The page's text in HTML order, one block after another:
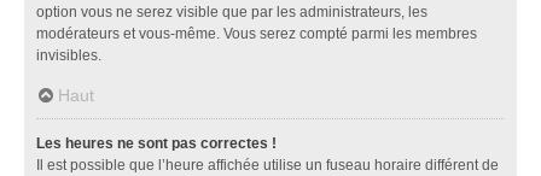
option vous ne serez visible que par les administrateurs, les
modérateurs et vous-même. Vous serez compté parmi les membres
invisibles.
Haut
Les heures ne sont pas correctes !
Il est possible que l’heure affichée utilise un fuseau horaire différent de